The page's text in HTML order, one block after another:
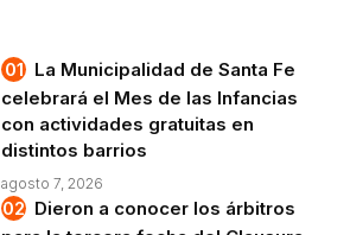
La Municipalidad de Santa Fe
celebrará el Mes de las Infancias
con actividades gratuitas en
distintos barrios
agosto 7, 2026
Dieron a conocer los árbitros